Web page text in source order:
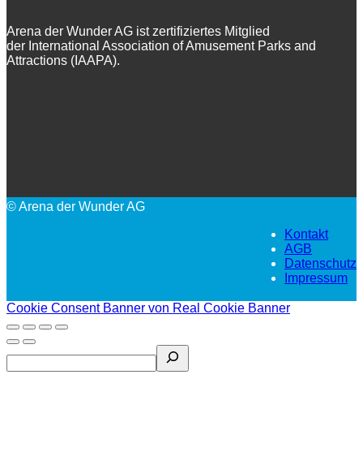
Arena der Wunder AG ist zertifiziertes Mitglied
der International Association of Amusement Parks and
Attractions (IAAPA).
© Arena der Wunder AG
Kontakt
AGB
Datenschutz
Impressum
Cookie Consent Banner von Real Cookie Banner